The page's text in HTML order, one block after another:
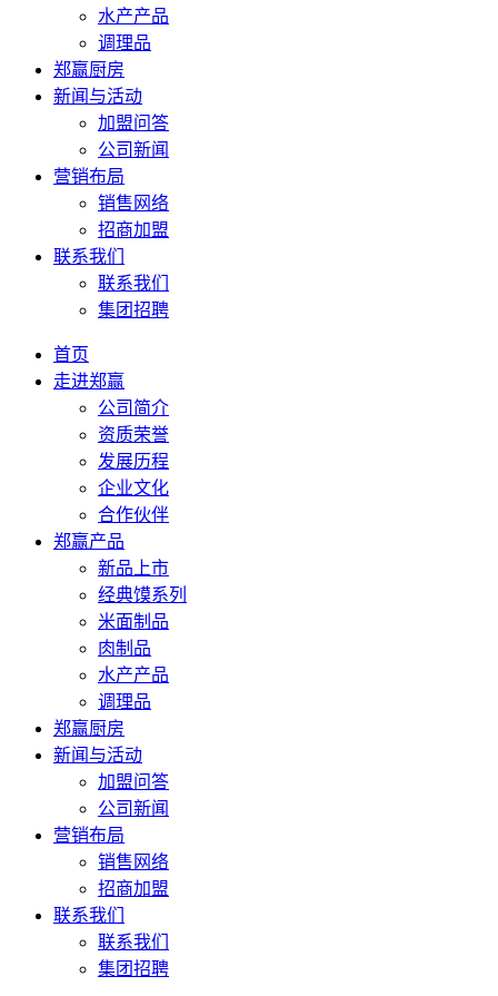
水产产品
调理品
郑赢厨房
新闻与活动
加盟问答
公司新闻
营销布局
销售网络
招商加盟
联系我们
联系我们
集团招聘
首页
走进郑赢
公司简介
资质荣誉
发展历程
企业文化
合作伙伴
郑赢产品
新品上市
经典馍系列
米面制品
肉制品
水产产品
调理品
郑赢厨房
新闻与活动
加盟问答
公司新闻
营销布局
销售网络
招商加盟
联系我们
联系我们
集团招聘